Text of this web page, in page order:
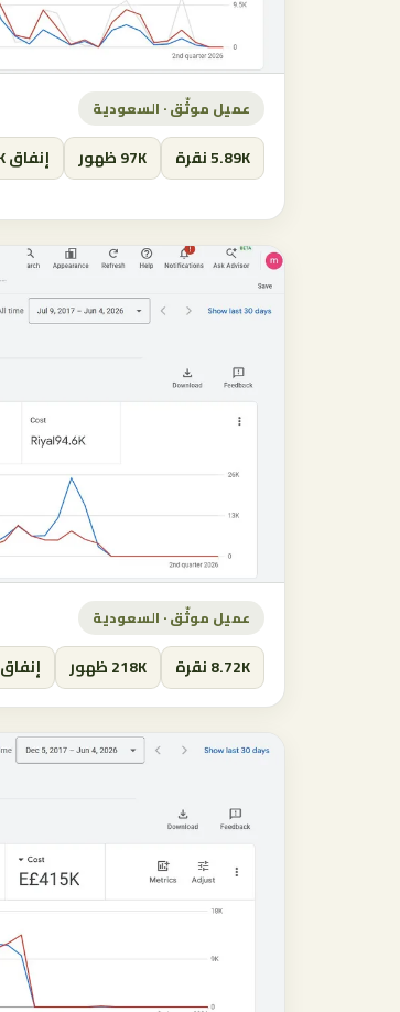
عميل موثّق · السعودية
5.89K نقرة 97K ظهور إنفاق 43.5K ريال
عميل موثّق · السعودية
8.72K نقرة 218K ظهور إنفاق 94.6K ريال